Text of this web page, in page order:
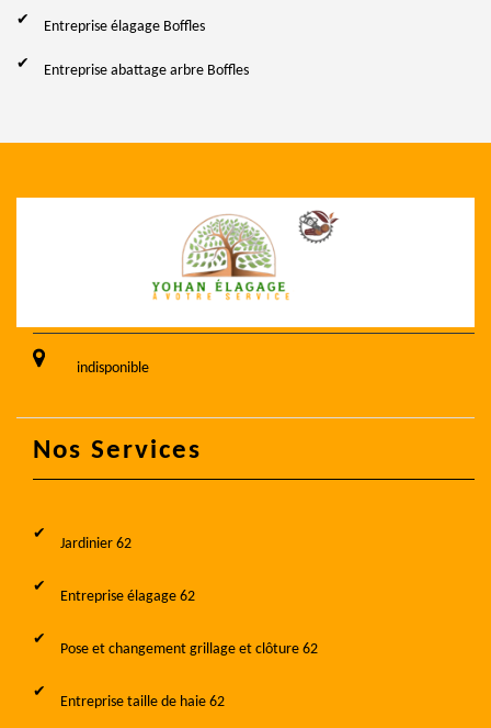
Entreprise élagage Boffles
Entreprise abattage arbre Boffles
indisponible
Nos Services
Jardinier 62
Entreprise élagage 62
Pose et changement grillage et clôture 62
Entreprise taille de haie 62